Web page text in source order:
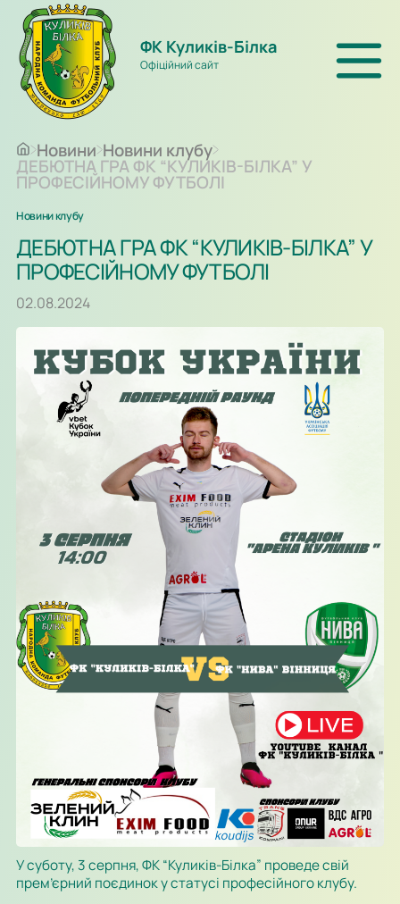
ФК Куликів-Білка
Офіційний сайт
Новини Новини клубу
ДЕБЮТНА ГРА ФК “КУЛИКІВ-БІЛКА” У
ПРОФЕСІЙНОМУ ФУТБОЛІ
Новини клубу
ДЕБЮТНА ГРА ФК “КУЛИКІВ-БІЛКА” У
ПРОФЕСІЙНОМУ ФУТБОЛІ
02.08.2024
У суботу, 3 серпня, ФК “Куликів-Білка” проведе свій
прем’єрний поєдинок у статусі професійного клубу.